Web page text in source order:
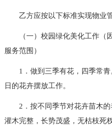
乙方应按以下标准实现物业管
（一）校园绿化美化工作（因
服务范围）
1．做到三季有花，四季常青
日的花卉摆放工作。
2．按不同季节对花卉苗木的
灌木完整，长势茂盛，无枯枝死